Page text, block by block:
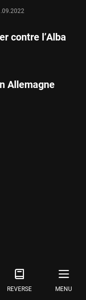
REVERSE MENU
contre l’Alba
Allemagne